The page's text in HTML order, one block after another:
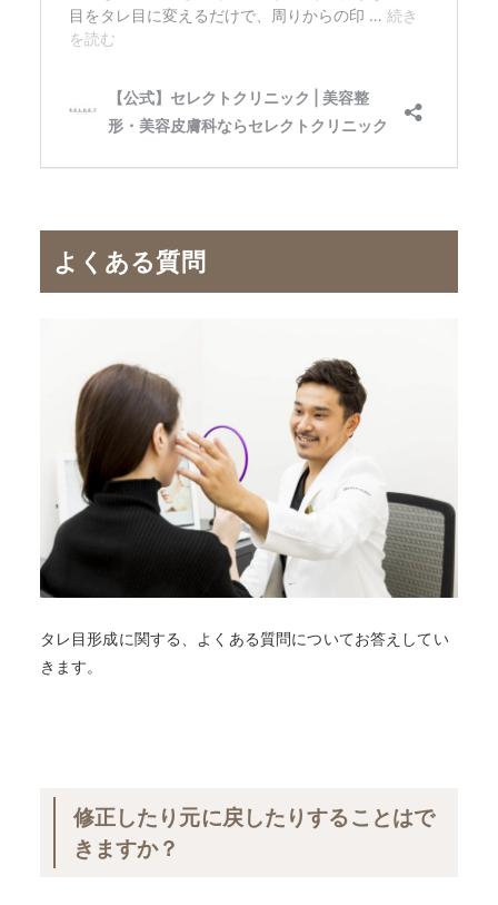
よくある質問
タレ目形成に関する、よくある質問についてお答えしてい
きます。
修正したり元に戻したりすることはで
きますか？